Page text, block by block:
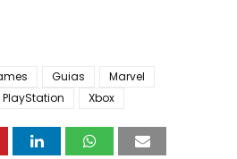
Guias
Marvel
PlayStation Xbox